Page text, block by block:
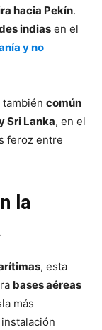
hacia Pekín.
indias en el
y no
común
Sri Lanka, en el
feroz entre
la
, esta
bases aéreas
más